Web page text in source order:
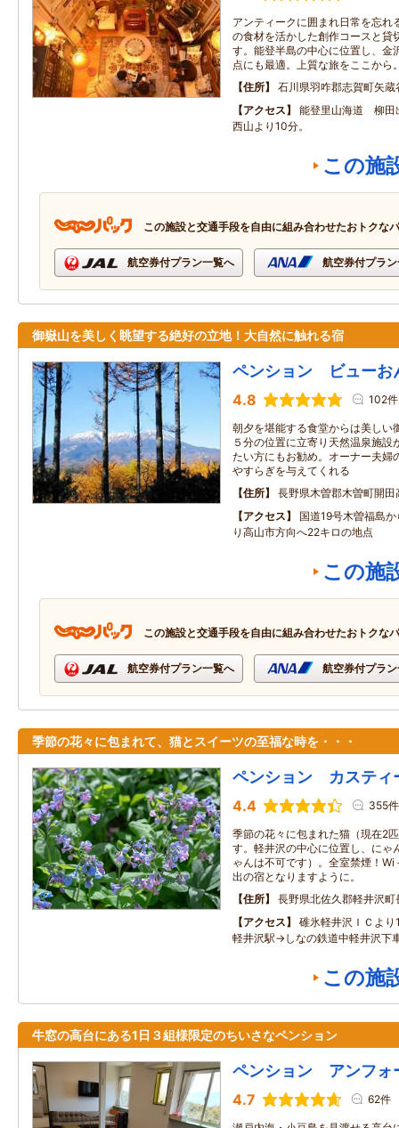
アンティークに囲まれ日常を忘れ
の食材を活かした創作コースと貸
す。能登半島の中心に位置し、金
点にも最適。上質な旅をここから
住所
石川県羽咋郡志賀町矢
アクセス
能登里山海道 柳田
西山より10分。
この施
この施設と交通手段を自由に組み合わせたおトクな
航空券付プラン一覧へ 航空券付プラ
御嶽山を美しく眺望する絶好の立地！大自然に触れる宿
ペンション ビューお
4.8 102件
朝夕を堪能する食堂からは美しい
５分の位置に立寄り天然温泉施設
たい方にもお勧め。オーナー夫婦
やすらぎを与えてくれる
住所
長野県木曽郡木曽町開田
アクセス
国道19号木曽福島
り高山市方向へ22キロの地点
この施
この施設と交通手段を自由に組み合わせたおトクな
航空券付プラン一覧へ 航空券付プラ
季節の花々に包まれて、猫とスイーツの至福な時を・・・
ペンション カスティ
4.4 355件
季節の花々に包まれた猫（現在2
す。軽井沢の中心に位置し、にゃ
ゃんは不可です）。全室禁煙！
出の宿となりますように。
住所
長野県北佐久郡軽井沢町
アクセス
碓氷軽井沢ＩＣよ
軽井沢駅→しなの鉄道中軽井沢下
この施
牛窓の高台にある1日３組様限定のちいさなペンション
ペンション アンフォ
4.7 62件